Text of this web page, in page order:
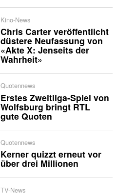
Kino-News
Chris Carter veröffentlicht
düstere Neufassung von
«Akte X: Jenseits der
Wahrheit»
Quotennews
Erstes Zweitliga-Spiel von
Wolfsburg bringt RTL
gute Quoten
Quotennews
Kerner quizzt erneut vor
über drei Millionen
TV-News